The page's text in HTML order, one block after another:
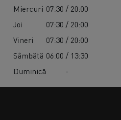
Miercuri 07:30 / 20:00
Joi
07:30 / 20:00
Vineri
07:30 / 20:00
Sâmbătă 06:00 / 13:30
Duminică
-